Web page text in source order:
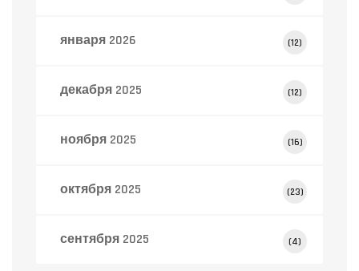
января 2026 (12)
декабря 2025 (12)
ноября 2025 (16)
октября 2025 (23)
сентября 2025 (4)